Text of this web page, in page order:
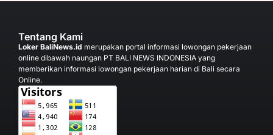
Tentang Kami
Loker BaliNews.id merupakan portal informasi lowongan pekerjaan
online dibawah naungan PT BALI NEWS INDONESIA yang
memberikan informasi lowongan pekerjaan harian di Bali secara
Online.